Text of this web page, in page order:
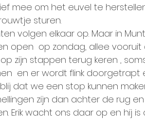
mee om het euvel te
sturen.
volgen elkaar op. Maar in
open  op zondag, allee vooruit
zijn stappen terug keren ,
en er wordt flink doorgetrapt
dat we een stop kunnen
zijn dan achter de rug
Erik wacht ons daar op en hij